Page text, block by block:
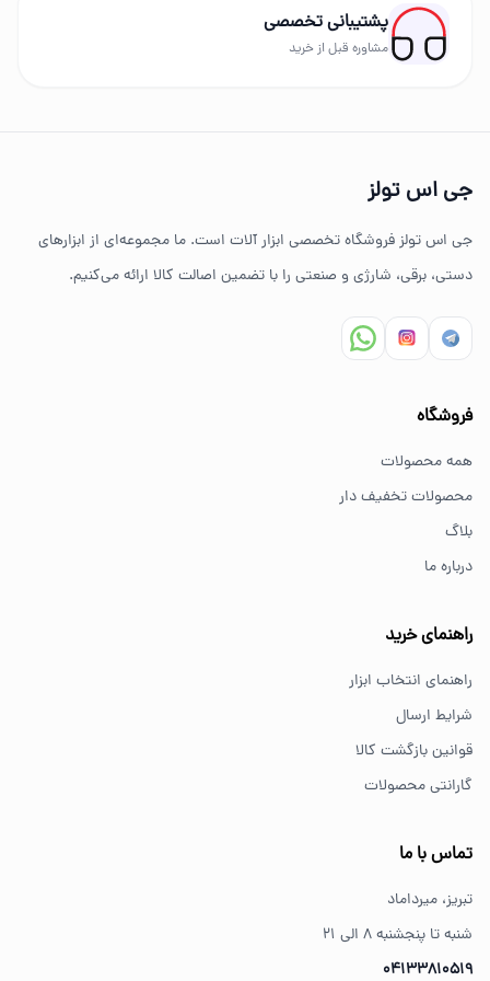
برندهای حرفه‌ای عرضه می‌شود.
ضمانت اصالت کالا
مشاوره تخصصی خرید ابزار
برای کارهای خانگی معمولاً ابزارهای سبک مانند دریل شارژی،
از کجا ابزار اصل بخریم؟
پشتیبانی تخصصی
مشاوره قبل از خرید
جی اس تولز
جی اس تولز فروشگاه تخصصی ابزار آلات است. ما مجموعه‌ای از ابزارهای
دستی، برقی، شارژی و صنعتی را با تضمین اصالت کالا ارائه می‌کنیم.
فروشگاه
همه محصولات
محصولات تخفیف دار
بلاگ
درباره ما
راهنمای خرید
راهنمای انتخاب ابزار
شرایط ارسال
قوانین بازگشت کالا
گارانتی محصولات
تماس با ما
تبریز، میرداماد
شنبه تا پنجشنبه ۸ الی ۲۱
04133810519